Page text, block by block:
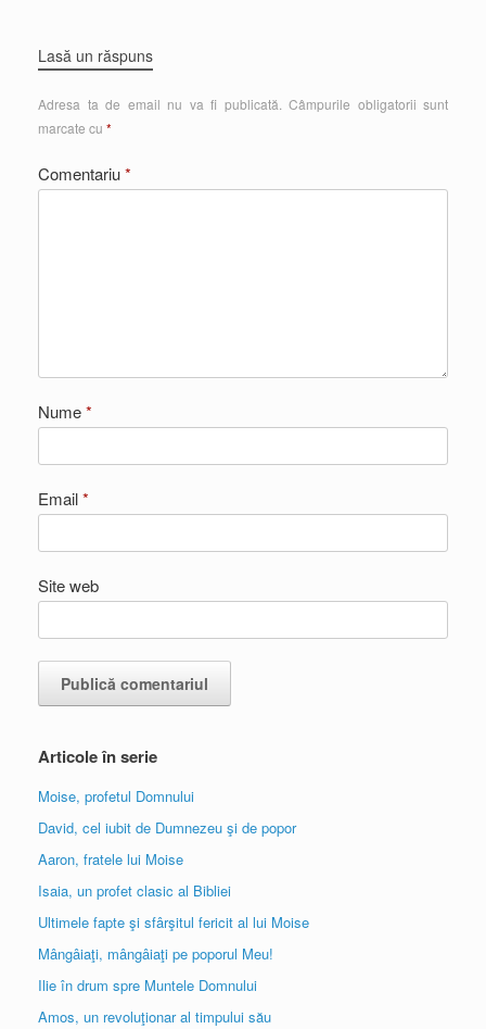
Lasă un răspuns
Adresa ta de email nu va fi publicată. Câmpurile obligatorii sunt
marcate cu *
Comentariu*
Nume*
Email*
Site web
Articole în serie
Moise, profetul Domnului
David, cel iubit de Dumnezeu şi de popor
Aaron, fratele lui Moise
Isaia, un profet clasic al Bibliei
Ultimele fapte şi sfârşitul fericit al lui Moise
Mângâiaţi, mângâiaţi pe poporul Meu!
Ilie în drum spre Muntele Domnului
Amos, un revoluţionar al timpului său